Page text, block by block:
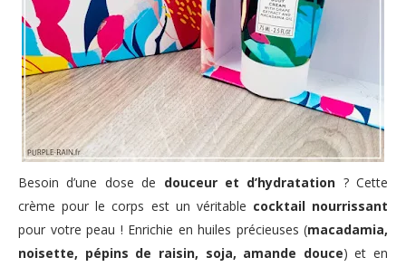
Besoin d’une dose de douceur et d’hydratation ? Cette
crème pour le corps est un véritable cocktail nourrissant
pour votre peau ! Enrichie en huiles précieuses (macadamia,
noisette, pépins de raisin, soja, amande douce) et en